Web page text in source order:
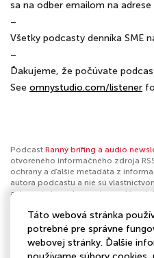
sa na odber emailom na adrese
–
Všetky podcasty denníka SME
–
Ďakujeme, že počúvate
See omnystudio.com/listener
Podcast Ranný brífing a audio
otvoreného informačného zdroja
ochrany a ďalšie metadáta z
autora podcastu a nie sú
ani nevytvára ani nezodpovedá za
nahlásiť obsah. Ak je toto tvoj
profilomklikni sem.
Autor:Ranný brífing
Táto webová stránka
potrebné pre správne
webovej stránky. Ďalšie